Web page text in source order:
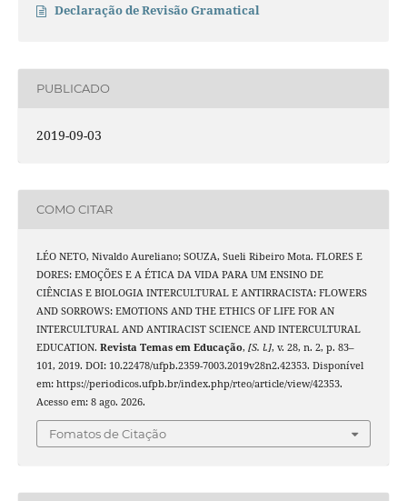
Declaração de Revisão Gramatical
PUBLICADO
2019-09-03
COMO CITAR
LÉO NETO, Nivaldo Aureliano; SOUZA, Sueli Ribeiro Mota. FLORES E
DORES: EMOÇÕES E A ÉTICA DA VIDA PARA UM ENSINO DE
CIÊNCIAS E BIOLOGIA INTERCULTURAL E ANTIRRACISTA: FLOWERS
AND SORROWS: EMOTIONS AND THE ETHICS OF LIFE FOR AN
INTERCULTURAL AND ANTIRACIST SCIENCE AND INTERCULTURAL
EDUCATION. Revista Temas em Educação, [S. l.], v. 28, n. 2, p. 83–
101, 2019. DOI: 10.22478/ufpb.2359-7003.2019v28n2.42353. Disponível
em: https://periodicos.ufpb.br/index.php/rteo/article/view/42353.
Acesso em: 8 ago. 2026.
Fomatos de Citação